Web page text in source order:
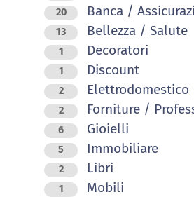
20 Banca /
13 Bellezza / Salute
1 Decoratori
1 Discount
2
2 Forniture /
6 Gioielli
5 Immobiliare
2 Libri
1 Mobili